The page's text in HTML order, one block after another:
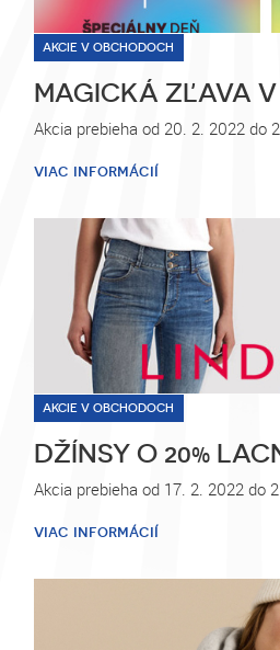
AKCIE V OBCHODOCH
MAGICKÁ ZĽAVA V
Akcia prebieha od 20. 2. 2022 do
viac informácií
AKCIE V OBCHODOCH
DŽÍNSY O 20%
Akcia prebieha od 17. 2. 2022 do
viac informácií